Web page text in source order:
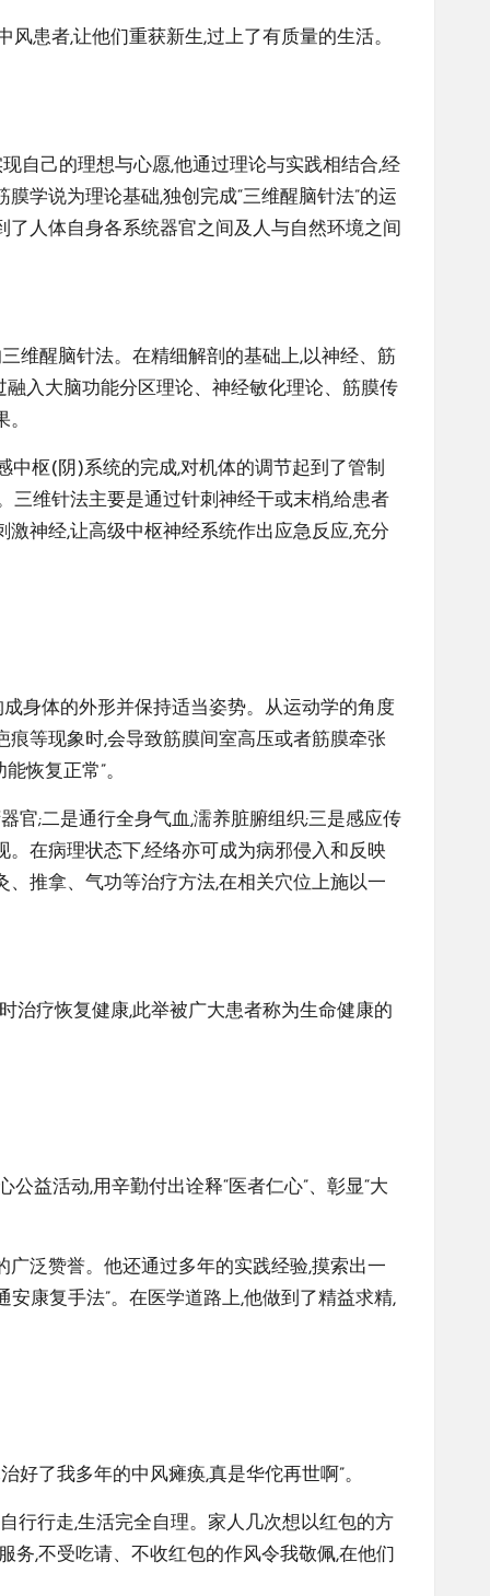
患者,让他们重获新生,过上了有质量的生活。
自己的理想与心愿,他通过理论与实践相结合,经
学说为理论基础,独创完成“三维醒脑针法”的运
人体自身各系统器官之间及人与自然环境之间
维醒脑针法。在精细解剖的基础上,以神经、筋
入大脑功能分区理论、神经敏化理论、筋膜传
中枢(阴)系统的完成,对机体的调节起到了管制
三维针法主要是通过针刺神经干或末梢,给患者
神经,让高级中枢神经系统作出应急反应,充分
身体的外形并保持适当姿势。从运动学的角度
等现象时,会导致筋膜间室高压或者筋膜牵张
恢复正常”。
官;二是通行全身气血,濡养脏腑组织;三是感应传
在病理状态下,经络亦可成为病邪侵入和反映
推拿、气功等治疗方法,在相关穴位上施以一
治疗恢复健康,此举被广大患者称为生命健康的
益活动,用辛勤付出诠释“医者仁心”、彰显“大
泛赞誉。他还通过多年的实践经验,摸索出一
安康复手法”。在医学道路上,他做到了精益求精,
好了我多年的中风瘫痪,真是华佗再世啊”。
行行走,生活完全自理。家人几次想以红包的方
,不受吃请、不收红包的作风令我敬佩,在他们